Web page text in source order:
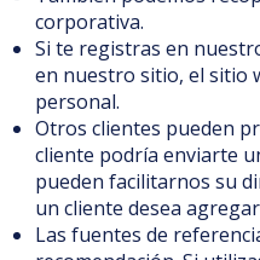
corporativa.
Si te registras en
en nuestro sitio, el sitio
personal.
Otros clientes pueden
cliente podría enviarte
pueden facilitarnos su
un cliente desea
Las fuentes de